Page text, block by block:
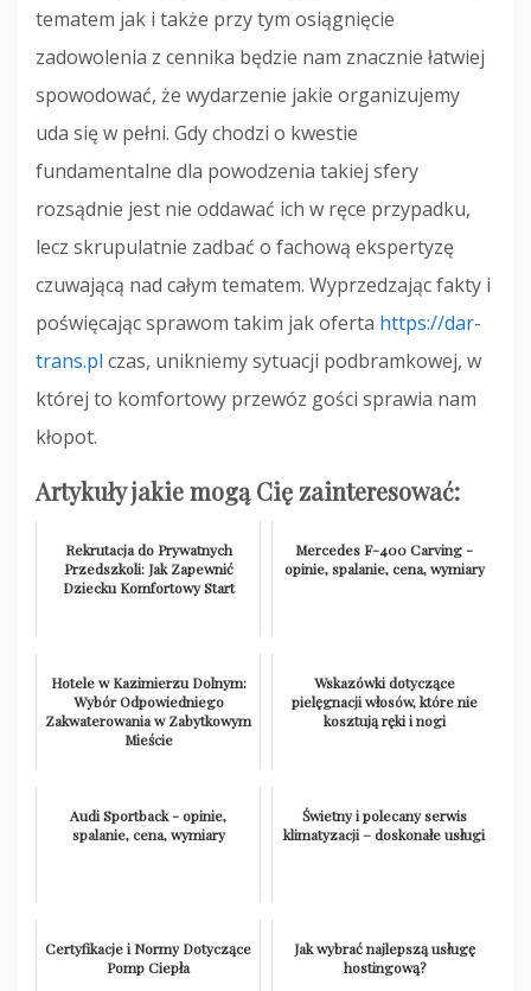
tematem jak i także przy tym osiągnięcie
zadowolenia z cennika będzie nam znacznie łatwiej
spowodować, że wydarzenie jakie organizujemy
uda się w pełni. Gdy chodzi o kwestie
fundamentalne dla powodzenia takiej sfery
rozsądnie jest nie oddawać ich w ręce przypadku,
lecz skrupulatnie zadbać o fachową ekspertyzę
czuwającą nad całym tematem. Wyprzedzając fakty i
poświęcając sprawom takim jak oferta https://dar-
trans.pl czas, unikniemy sytuacji podbramkowej, w
której to komfortowy przewóz gości sprawia nam
kłopot.
Artykuły jakie mogą Cię zainteresować:
Rekrutacja do Prywatnych
Przedszkoli: Jak Zapewnić
Dziecku Komfortowy Start
Mercedes F-400 Carving -
opinie, spalanie, cena, wymiary
Hotele w Kazimierzu Dolnym:
Wybór Odpowiedniego
Zakwaterowania w Zabytkowym
Mieście
Wskazówki dotyczące
pielęgnacji włosów, które nie
kosztują ręki i nogi
Audi Sportback - opinie,
spalanie, cena, wymiary
Świetny i polecany serwis
klimatyzacji – doskonałe usługi
Certyfikacje i Normy Dotyczące
Pomp Ciepła
Jak wybrać najlepszą usługę
hostingową?